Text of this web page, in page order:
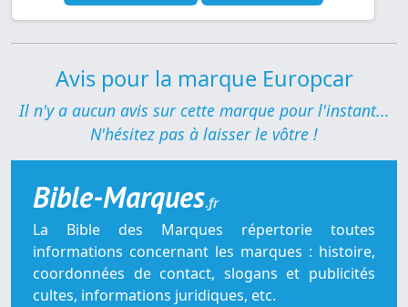
Avis pour la marque Europcar
Il n'y a aucun avis sur cette marque pour l'instant...
N'hésitez pas à laisser le vôtre !
Bible-Marques.fr
La Bible des Marques répertorie toutes
informations concernant les marques : histoire,
coordonnées de contact, slogans et publicités
cultes, informations juridiques, etc.